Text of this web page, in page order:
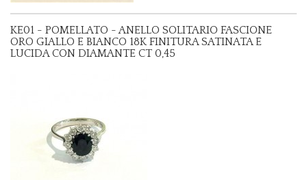
KE01 - POMELLATO - ANELLO SOLITARIO FASCIONE
ORO GIALLO E BIANCO 18K FINITURA SATINATA E
LUCIDA CON DIAMANTE CT 0,45